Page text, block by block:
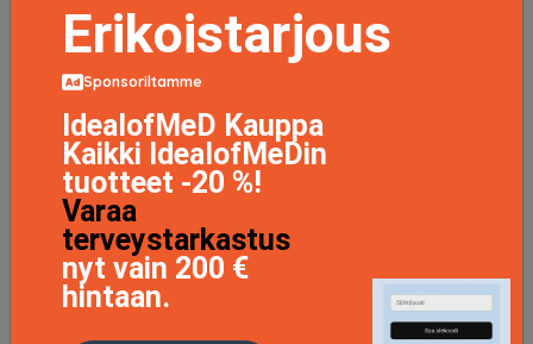
Erikoistarjous
Sponsoriltamme
IdealofMeD Kauppa
Kaikki IdealofMeDin
tuotteet -20 %!
Varaa
terveystarkastus
nyt vain 200 €
hintaan.